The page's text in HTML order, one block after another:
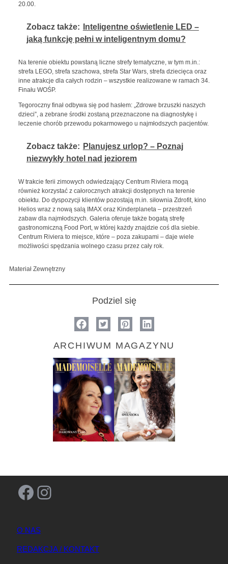
20.00.
Zobacz także:
Inteligentne oświetlenie LED –
jaką funkcję pełni w inteligentnym domu?
Na terenie obiektu powstaną liczne strefy tematyczne, w tym m.in.:
strefa LEGO, strefa szachowa, strefa Star Wars, strefa dziecięca oraz
inne atrakcje dla całych rodzin – wszystkie realizowane w ramach 34.
Finału WOŚP.
Tegoroczny finał odbywa się pod hasłem: „Zdrowe brzuszki naszych
dzieci”, a zebrane środki zostaną przeznaczone na diagnostykę i
leczenie chorób przewodu pokarmowego u najmłodszych pacjentów.
Zobacz także: Planujesz urlop? – Poznaj
niezwykły hotel nad jeziorem
W trakcie ferii zimowych odwiedzający Centrum Riviera mogą
również korzystać z całorocznych atrakcji dostępnych na terenie
obiektu. Do dyspozycji klientów pozostają m.in. siłownia Zdrofit, kino
Helios wraz z nową salą IMAX oraz Kinderplaneta – przestrzeń
zabaw dla najmłodszych. Galeria oferuje także bogatą strefę
gastronomiczną Food Port, w której każdy znajdzie coś dla siebie.
Centrum Riviera to miejsce, które – poza zakupami – daje wiele
możliwości spędzania wolnego czasu przez cały rok.
Materiał Zewnętrzny
Podziel się
ARCHIWUM MAGAZYNU
Facebook Instagram
O NAS
REDAKCJA / KONTAKT